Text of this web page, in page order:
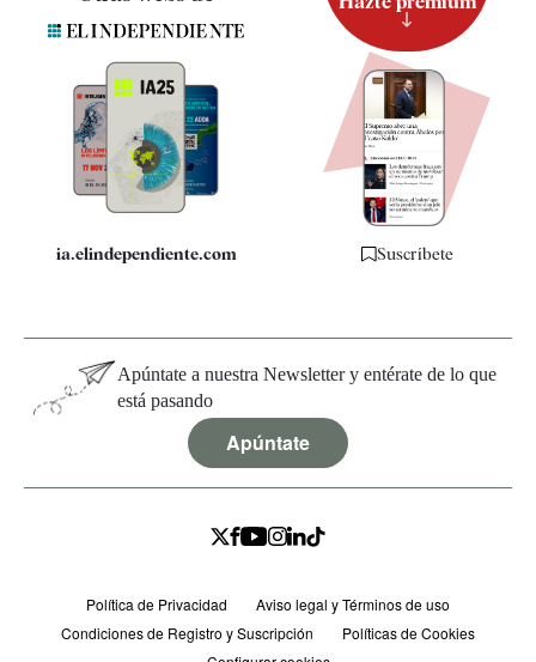
Quiénes somos
Especificaciones
ia.elindependiente.com Suscríbete
Apúntate a nuestra Newsletter y entérate de lo que
está pasando
Apúntate
Política de Privacidad
Aviso legal y Términos de uso
Condiciones de Registro y Suscripción
Políticas de Cookies